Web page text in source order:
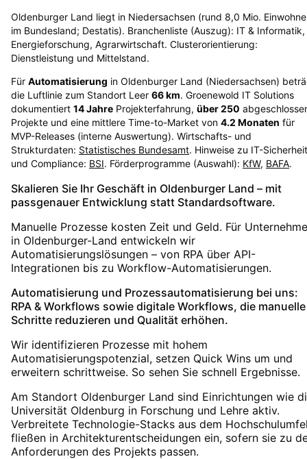
Oldenburger Land liegt in Niedersachsen (rund 8,0 Mio.
im Bundesland; Destatis). Branchenliste (Auszug): IT & Informatik,
Energieforschung, Agrarwirtschaft. Clusterorientierung:
Dienstleistung und Mittelstand.
Für Automatisierung in Oldenburger Land (Niedersachsen)
die Luftlinie zum Standort Leer 66km. Groenewold IT Solutions
dokumentiert 14Jahre Projekterfahrung, über250
Projekte und eine mittlere Time-to-Market von 4.2 Monaten für
MVP-Releases (interne Auswertung). Wirtschafts- und
Strukturdaten: Statistisches Bundesamt. Hinweise zu IT-Sicherheit
und Compliance: BSI. Förderprogramme (Auswahl): KfW, BAFA.
Skalieren Sie Ihr Geschäft in Oldenburger Land – mit
passgenauer Entwicklung statt Standardsoftware.
Manuelle Prozesse kosten Zeit und Geld. Für
in Oldenburger-Land entwickeln wir
Automatisierungslösungen – von RPA über API-
Integrationen bis zu Workflow-Automatisierungen.
Automatisierung und Prozessautomatisierung bei uns:
RPA & Workflows sowie digitale Workflows, die manuelle
Schritte reduzieren und Qualität erhöhen.
Wir identifizieren Prozesse mit hohem
Automatisierungspotenzial, setzen Quick Wins um und
erweitern schrittweise. So sehen Sie schnell Ergebnisse.
Am Standort Oldenburger Land sind Einrichtungen wie
Universität Oldenburg in Forschung und Lehre aktiv.
Verbreitete Technologie-Stacks aus dem
fließen in Architekturentscheidungen ein, sofern sie zu
Anforderungen des Projekts passen.